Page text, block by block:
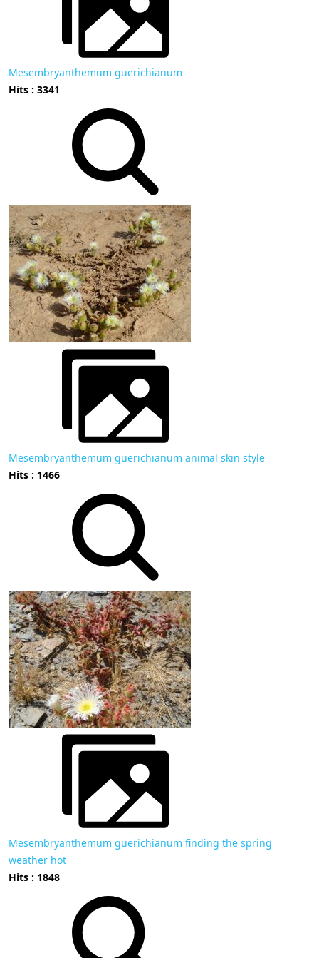
Mesembryanthemum guerichianum
Hits : 3341
Mesembryanthemum guerichianum animal skin style
Hits : 1466
Mesembryanthemum guerichianum finding the spring
weather hot
Hits : 1848